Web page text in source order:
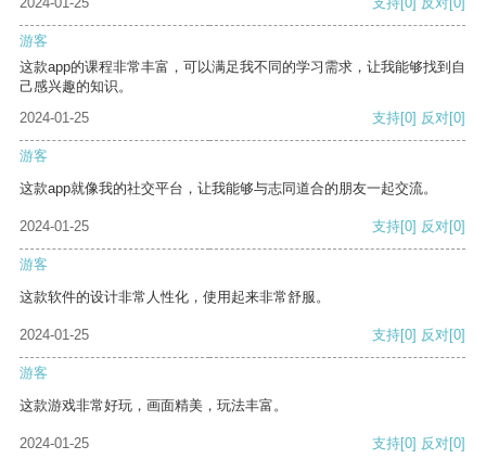
游客
这款app的课程非常丰富，可以满足我不同的学习需求，让我能够找到自
己感兴趣的知识。
2024-01-25
支持[0] 反对[0]
游客
这款app就像我的社交平台，让我能够与志同道合的朋友一起交流。
2024-01-25 支持[0] 反对[0]
游客
这款软件的设计非常人性化，使用起来非常舒服。
2024-01-25 支持[0] 反对[0]
游客
这款游戏非常好玩，画面精美，玩法丰富。
2024-01-25 支持[0] 反对[0]